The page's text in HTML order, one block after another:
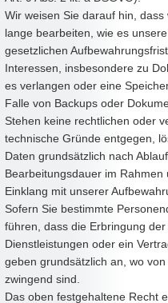
Wir weisen Sie darauf hin,
lange bearbeiten, wie es
gesetzlichen
Interessen, insbesondere zu
es verlangen oder eine
Falle von Backups oder
Stehen keine rechtlichen oder
technische Gründe entgegen,
Daten grundsätzlich nach
Bearbeitungsdauer im
Einklang mit unserer
Sofern Sie bestimmte
führen, dass die Erbringung
Dienstleistungen oder ein
geben grundsätzlich an, wo
zwingend sind.
Das oben festgehaltene Recht